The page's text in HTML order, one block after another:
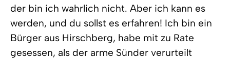
der bin ich wahrlich nicht. Aber ich kann es
werden, und du sollst es erfahren! Ich bin ein
Bürger aus Hirschberg, habe mit zu Rate
gesessen, als der arme Sünder verurteilt